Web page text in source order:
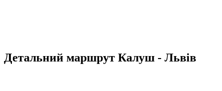
Детальний маршрут Калуш - Львів